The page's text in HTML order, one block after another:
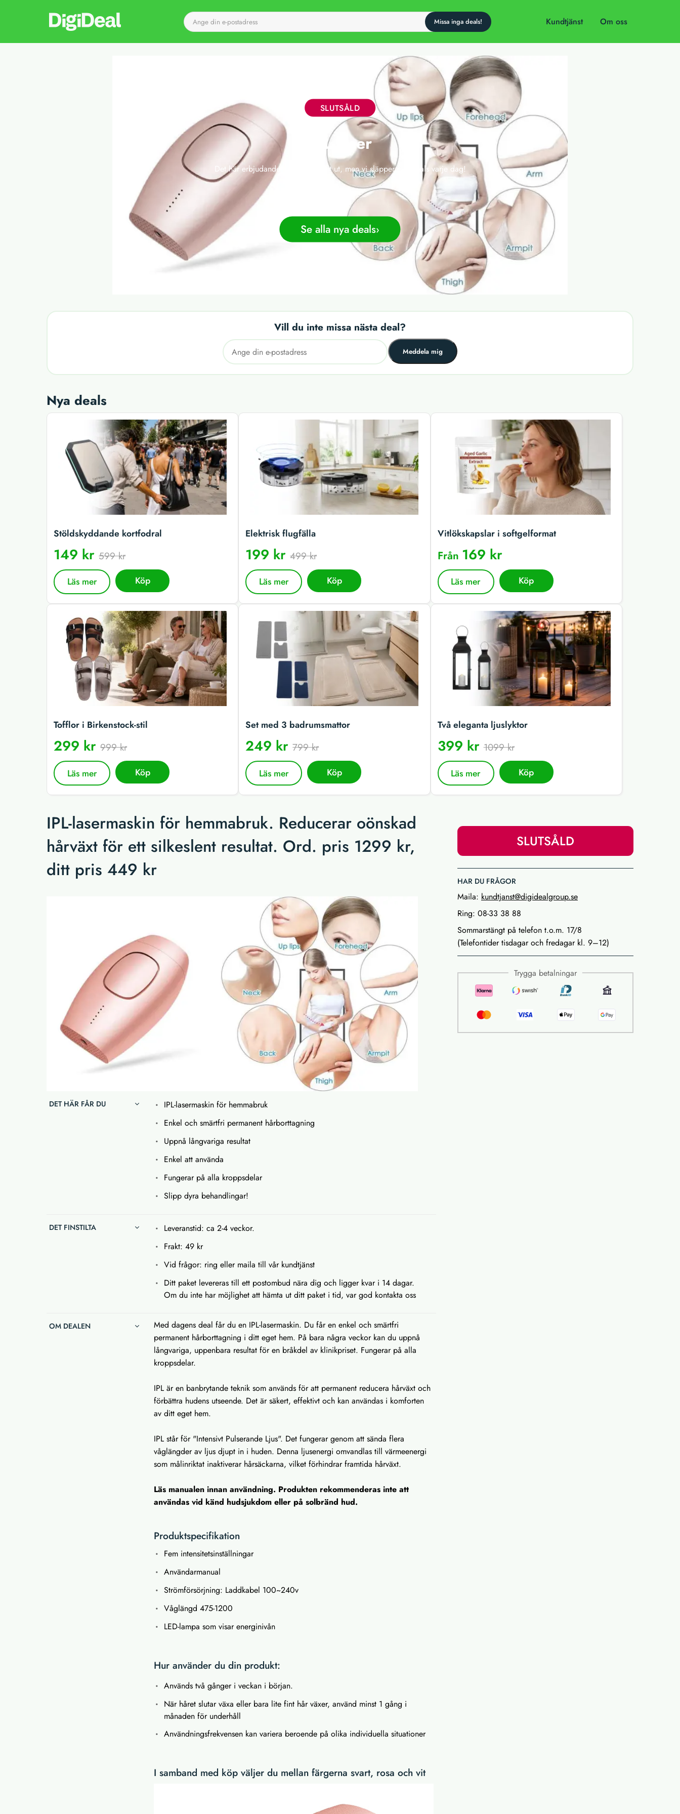
Till startsidan Kundtjänst Om oss
SLUTSÅLD
IPL-laser
Det här erbjudandet har tyvärr gått ut, men vi släpper nya deals varje dag!
Se alla nya deals
Vill du inte missa nästa deal?
Meddela mig
Nya deals
Stöldskyddande kortfodral
149 kr 599 kr
Läs mer Köp
Elektrisk flugfälla
199 kr499 kr
Läs mer Köp
Vitlökskapslar i softgelformat
Från 169 kr
Läs mer Köp
Tofflor i Birkenstock-stil
299 kr 999 kr
Läs mer Köp
Set med 3 badrumsmattor
249 kr799 kr
Läs mer Köp
Två eleganta ljuslyktor
399 kr1099 kr
Läs mer Köp
IPL-lasermaskin för hemmabruk. Reducerar oönskad
hårväxt för ett silkeslent resultat. Ord. pris 1299 kr,
ditt pris 449 kr
SLUTSÅLD
HAR DU FRÅGOR
Maila: kundtjanst@digidealgroup.se
Ring: 08-33 38 88
Sommarstängt på telefon t.o.m. 17/8
(Telefontider tisdagar och fredagar kl. 9–12)
Trygga betalningar
DET HÄR FÅR DU
IPL-lasermaskin för hemmabruk
Enkel och smärtfri permanent hårborttagning
Uppnå långvariga resultat
Enkel att använda
Fungerar på alla kroppsdelar
Slipp dyra behandlingar!
DET FINSTILTA
Leveranstid: ca 2-4 veckor.
Frakt: 49 kr
Vid frågor: ring eller maila till vår kundtjänst
Ditt paket levereras till ett postombud nära dig och ligger kvar i 14 dagar.
Om du inte har möjlighet att hämta ut ditt paket i tid, var god kontakta oss
OM DEALEN
Med dagens deal får du en IPL-lasermaskin. Du får en enkel och smärtfri
permanent hårborttagning i ditt eget hem. På bara några veckor kan du uppnå
långvariga, uppenbara resultat för en bråkdel av klinikpriset. Fungerar på alla
kroppsdelar.
IPL är en banbrytande teknik som används för att permanent reducera hårväxt och
förbättra hudens utseende. Det är säkert, effektivt och kan användas i komforten
av ditt eget hem.
IPL står för "Intensivt Pulserande Ljus". Det fungerar genom att sända flera
våglängder av ljus djupt in i huden. Denna ljusenergi omvandlas till värmeenergi
som målinriktat inaktiverar hårsäckarna, vilket förhindrar framtida hårväxt.
Läs manualen innan användning. Produkten rekommenderas inte att
användas vid känd hudsjukdom eller på solbränd hud.
Produktspecifikation
Fem intensitetsinställningar
Användarmanual
Strömförsörjning: Laddkabel 100~240v
Våglängd 475-1200
LED-lampa som visar energinivån
Hur använder du din produkt:
Används två gånger i veckan i början.
När håret slutar växa eller bara lite fint hår växer, använd minst 1 gång i
månaden för underhåll
Användningsfrekvensen kan variera beroende på olika individuella situationer
I samband med köp väljer du mellan färgerna svart, rosa och vit